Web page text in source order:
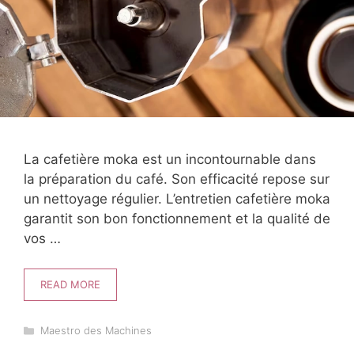
La cafetière moka est un incontournable dans
la préparation du café. Son efficacité repose sur
un nettoyage régulier. L’entretien cafetière moka
garantit son bon fonctionnement et la qualité de
vos …
READ MORE
Catégories
Maestro des Machines